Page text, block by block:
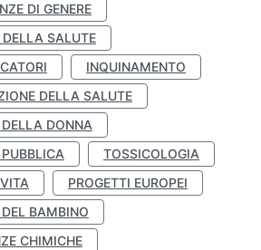
DI GENERE
SALUTE
INQUINAMENTO
DELLA SALUTE
DONNA
TOSSICOLOGIA
PROGETTI EUROPEI
BAMBINO
CHIMICHE